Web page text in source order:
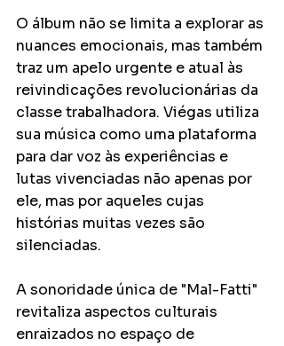
O álbum não se limita a explorar as
nuances emocionais, mas também
traz um apelo urgente e atual às
reivindicações revolucionárias da
classe trabalhadora. Viégas utiliza
sua música como uma plataforma
para dar voz às experiências e
lutas vivenciadas não apenas por
ele, mas por aqueles cujas
histórias muitas vezes são
silenciadas.
A sonoridade única de "Mal-Fatti"
revitaliza aspectos culturais
enraizados no espaço de